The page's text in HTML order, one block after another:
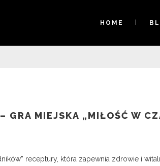
HOME
GRA MIEJSKA „MIŁOŚĆ W
receptury, która zapewnia zdrowie i